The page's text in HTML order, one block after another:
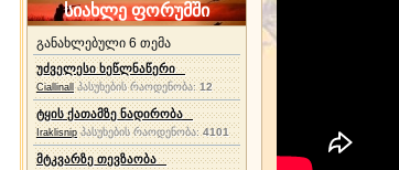
სიახლე ფორუმში
განახლებული 6 თემა
უძველესი ხეწლნაწერი
Ciallinall პასუხების რაოდენობა:12
ტყის ქათამზე ნადირობა
Iraklisnip პასუხების რაოდენობა: 4101
მტკვარზე თევზაობა